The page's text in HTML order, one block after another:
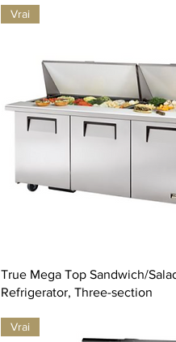
Vrai
True Mega Top Sandwich/
Refrigerator, Three-section
Vrai